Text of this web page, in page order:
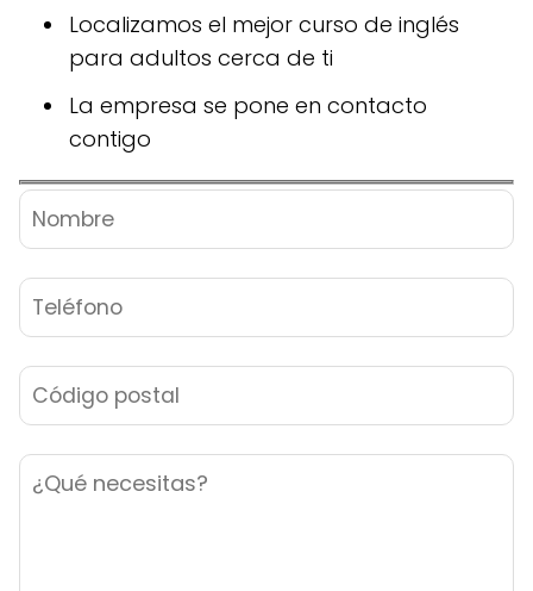
Localizamos el mejor curso de inglés
para adultos cerca de ti
La empresa se pone en contacto
contigo